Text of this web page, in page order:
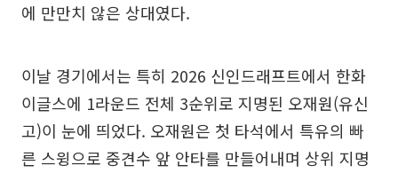
에 만만치 않은 상대였다.
이날 경기에서는 특히 2026 신인드래프트에서 한화
이글스에 1라운드 전체 3순위로 지명된 오재원(유신
고)이 눈에 띄었다. 오재원은 첫 타석에서 특유의 빠
른 스윙으로 중견수 앞 안타를 만들어내며 상위 지명